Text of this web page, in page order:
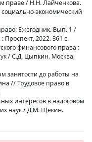
праве / Н.Н. Лайченкова.
экономический
Ежегодник. Вып. 1 /
2022. 361 с.
финансового права :
/ С.Д. Цыпкин. Москва,
занятости до работы на
// Трудовое право в
интересов в налоговом
наук / Д.М. Щекин.